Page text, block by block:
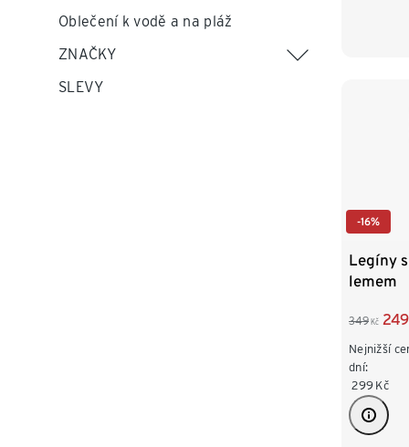
Oblečení k vodě a na pláž
ZNAČKY
SLEVY
-16%
Legíny
lemem
349 Kč 249
Nejnižší
dní:
299 Kč